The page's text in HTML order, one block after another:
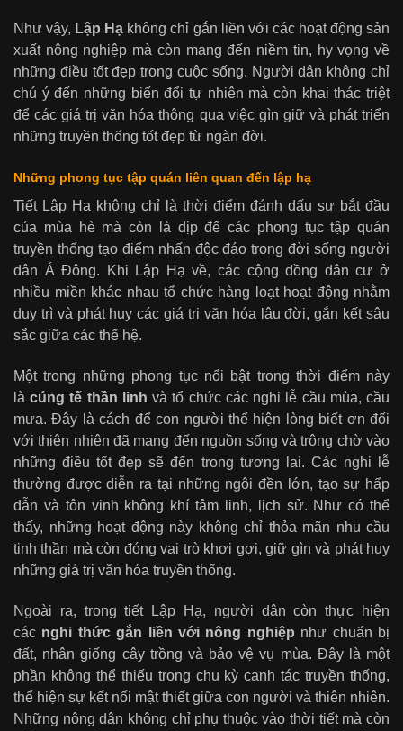
Như vậy, Lập Hạ không chỉ gắn liền với các hoạt động sản
xuất nông nghiệp mà còn mang đến niềm tin, hy vọng về
những điều tốt đẹp trong cuộc sống. Người dân không chỉ
chú ý đến những biến đổi tự nhiên mà còn khai thác triệt
để các giá trị văn hóa thông qua việc gìn giữ và phát triển
những truyền thống tốt đẹp từ ngàn đời.
Những phong tục tập quán liên quan đến lập hạ
Tiết Lập Hạ không chỉ là thời điểm đánh dấu sự bắt đầu
của mùa hè mà còn là dịp để các phong tục tập quán
truyền thống tạo điểm nhấn độc đáo trong đời sống người
dân Á Đông. Khi Lập Hạ về, các cộng đồng dân cư ở
nhiều miền khác nhau tổ chức hàng loạt hoạt động nhằm
duy trì và phát huy các giá trị văn hóa lâu đời, gắn kết sâu
sắc giữa các thế hệ.
Một trong những phong tục nổi bật trong thời điểm này
làcúng tế thần linh và tổ chức các nghi lễ cầu mùa, cầu
mưa. Đây là cách để con người thể hiện lòng biết ơn đối
với thiên nhiên đã mang đến nguồn sống và trông chờ vào
những điều tốt đẹp sẽ đến trong tương lai. Các nghi lễ
thường được diễn ra tại những ngôi đền lớn, tạo sự hấp
dẫn và tôn vinh không khí tâm linh, lịch sử. Như có thể
thấy, những hoạt động này không chỉ thỏa mãn nhu cầu
tinh thần mà còn đóng vai trò khơi gợi, giữ gìn và phát huy
những giá trị văn hóa truyền thống.
Ngoài ra, trong tiết Lập Hạ, người dân còn thực hiện
các nghi thức gắn liền với nông nghiệp như chuẩn bị
đất, nhân giống cây trồng và bảo vệ vụ mùa. Đây là một
phần không thể thiếu trong chu kỳ canh tác truyền thống,
thể hiện sự kết nối mật thiết giữa con người và thiên nhiên.
Những nông dân không chỉ phụ thuộc vào thời tiết mà còn